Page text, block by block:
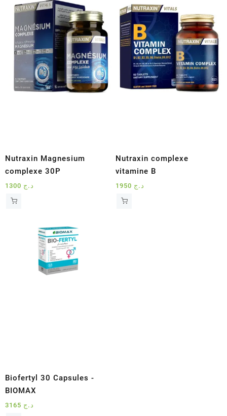
Nutraxin Magnesium
complexe 30P
د.ج
Nutraxin complexe
vitamine B
د.ج
Biofertyl 30 Capsules -
BIOMAX
د.ج